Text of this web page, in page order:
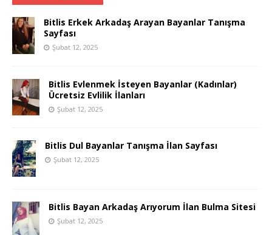
Bitlis Erkek Arkadaş Arayan Bayanlar Tanışma
Sayfası
Şubat 12, 2025
Bitlis Evlenmek İsteyen Bayanlar (Kadınlar)
Ücretsiz Evlilik İlanları
Şubat 12, 2025
Bitlis Dul Bayanlar Tanışma İlan Sayfası
Şubat 12, 2025
Bitlis Bayan Arkadaş Arıyorum İlan Bulma Sitesi
Şubat 12, 2025